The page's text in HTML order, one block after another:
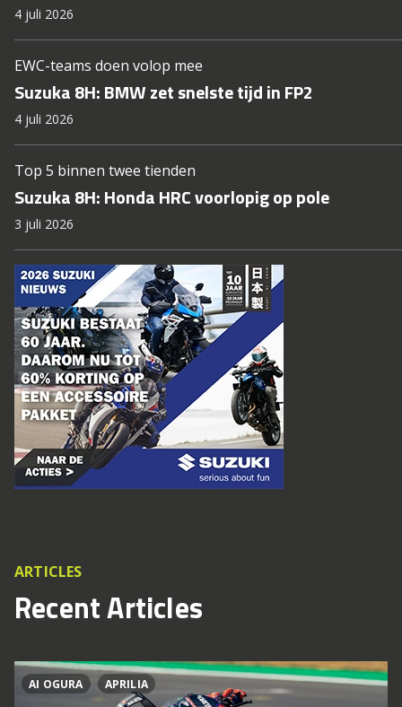
4 juli 2026
EWC-teams doen volop mee
Suzuka 8H: BMW zet snelste tijd in FP2
4 juli 2026
Top 5 binnen twee tienden
Suzuka 8H: Honda HRC voorlopig op pole
3 juli 2026
ARTICLES
Recent Articles
AI OGURA APRILIA